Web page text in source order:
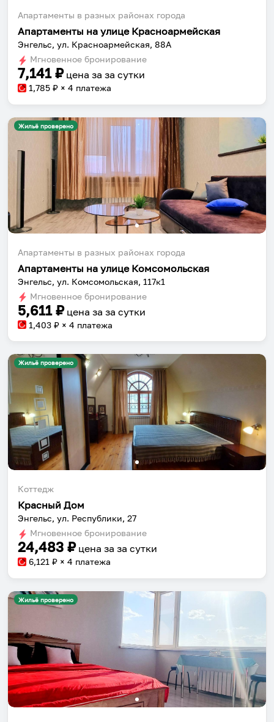
Апартаменты в разных районах города
Апартаменты на улице Красноармейская
Энгельс, ул. Красноармейская, 88А
Мгновенное бронирование
7,141₽ цена за за сутки
1,785 ₽ × 4 платежа
Жильё проверено
Апартаменты в разных районах города
Апартаменты на улице Комсомольская
Энгельс, ул. Комсомольская, 117к1
Мгновенное бронирование
5,611₽ цена за за сутки
1,403 ₽ × 4 платежа
Жильё проверено
Коттедж
Красный Дом
Энгельс, ул. Республики, 27
Мгновенное бронирование
24,483 ₽ цена за за сутки
6,121 ₽ × 4 платежа
Жильё проверено
Собери путешествие без сложностей
Сохраняй места, повторяй маршруты, находи
компанию и бронируй жильё в одном
приложении.
Установить приложение